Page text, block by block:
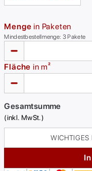
Menge in Paketen
Mindestbestellmenge: 3Pakete
Fläche in m²
Gesamtsumme
(inkl. MwSt.)
WICHTIGES